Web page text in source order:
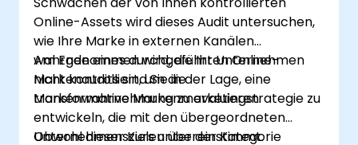
Online-Assets wird dieses Audit untersuchen,
wie Ihre Marke in externen Kanälen
wahrgenommen wird, die Ihr Unternehmen
nicht kontrolliert, um die
Markenwahrnehmung zu evaluieren.
Am Ende eines durchgeführten Online-
Markenaudits sind Sie in der Lage, eine
transformative Markenmarketingstrategie zu
entwickeln, die mit den übergeordneten
Unternehmenszielen übereinstimmt.
Obwohl dieser Kurs unter der Kategorie